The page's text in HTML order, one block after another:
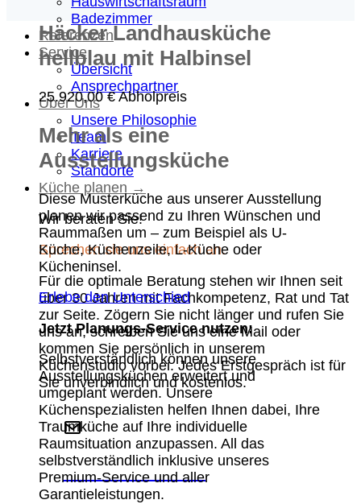
Badezimmer
Referenzen
Service
Übersicht
Ansprechpartner
Über Uns
Unsere Philosophie
Team
Karriere
Standorte
Küche planen →
Wir beraten Sie!
Sprechen sie uns einfach an.
Für die optimale Beratung stehen wir Ihnen seit
über 30 Jahren mit Fachkompetenz, Rat und Tat
zur Seite. Zögern Sie nicht länger und rufen Sie
uns an, schreiben Sie uns eine Mail oder
kommen Sie persönlich in unserem
Küchenstudio vorbei. Jedes Erstgespräch ist für
Sie unverbindlich und kostenlos.
Schreiben Sie uns
Häcker Landhausküche
hellblau mit Halbinsel
25.920,00€ Abholpreis
Mehr als eine
Ausstellungsküche
Diese Musterküche aus unserer Ausstellung
planen wir passend zu Ihren Wünschen und
Raummaßen um – zum Beispiel als U-
Küche, Küchenzeile, L-Küche oder
Kücheninsel.
Erlebe den Unterschied
Jetzt Planungs-Service nutzen:
Selbstverständlich können unsere
Ausstellungsküchen erweitert und
umgeplant werden. Unsere
Küchenspezialisten helfen Ihnen dabei, Ihre
Traumküche auf Ihre individuelle
Raumsituation anzupassen. All das
selbstverständlich inklusive unseres
Premium-Service und aller
Garantieleistungen.